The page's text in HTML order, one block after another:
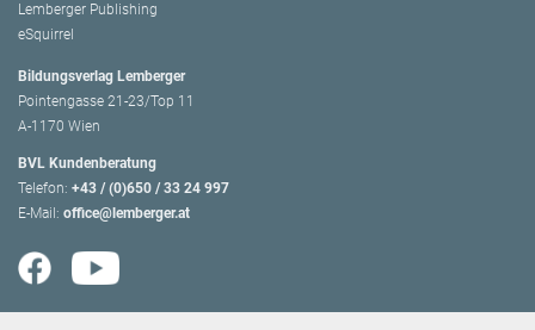
Lemberger Publishing
eSquirrel
Bildungsverlag Lemberger
Pointengasse 21-23/Top 11
A-1170 Wien
BVL Kundenberatung
Telefon: +43 / (0)650 / 33 24 997
E-Mail: office@lemberger.at